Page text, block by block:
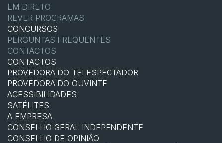
EM DIRETO
REVER PROGRAMAS
CONCURSOS
PERGUNTAS FREQUENTES
CONTACTOS
CONTACTOS
PROVEDORA DO TELESPECTADOR
PROVEDORA DO OUVINTE
ACESSIBILIDADES
SATÉLITES
A EMPRESA
CONSELHO GERAL INDEPENDENTE
CONSELHO DE OPINIÃO